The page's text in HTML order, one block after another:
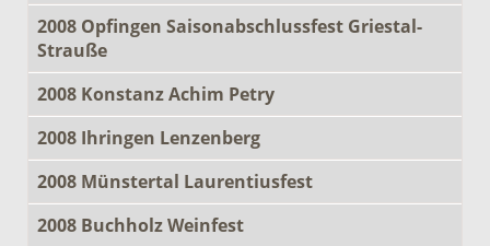
2008 Opfingen Saisonabschlussfest Griestal-
Strauße
2008 Konstanz Achim Petry
2008 Ihringen Lenzenberg
2008 Münstertal Laurentiusfest
2008 Buchholz Weinfest